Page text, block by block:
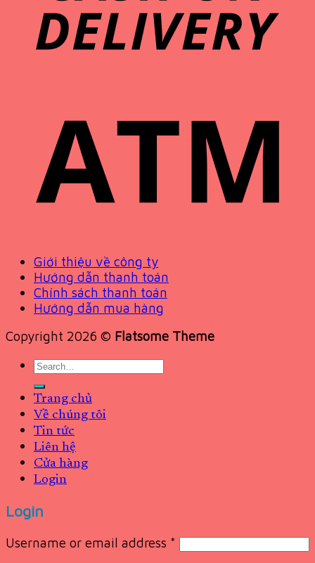
Giới thiệu về công ty
Hướng dẫn thanh toán
Chính sách thanh toán
Hướng dẫn mua hàng
Copyright 2026 © Flatsome Theme
Search
Trang chủ
Về chúng tôi
Tin tức
Liên hệ
Cửa hàng
Login
Login
Username or email address *